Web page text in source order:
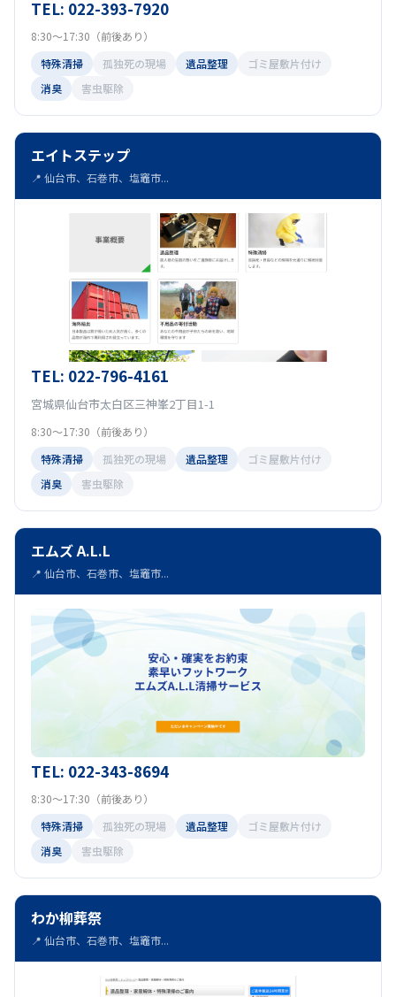
TEL: 022-393-7920
8:30～17:30（前後あり）
特殊清掃
孤独死の現場 遺品整理
ゴミ屋敷片付け
消臭
害虫駆除
エイトステップ
📍 仙台市、石巻市、塩竈市...
TEL: 022-796-4161
宮城県仙台市太白区三神峯2丁目1-1
8:30～17:30（前後あり）
特殊清掃
孤独死の現場 遺品整理
ゴミ屋敷片付け
消臭
害虫駆除
エムズ A.L.L
📍 仙台市、石巻市、塩竈市...
TEL: 022-343-8694
8:30～17:30（前後あり）
特殊清掃
孤独死の現場 遺品整理
ゴミ屋敷片付け
消臭
害虫駆除
わか柳葬祭
📍 仙台市、石巻市、塩竈市...